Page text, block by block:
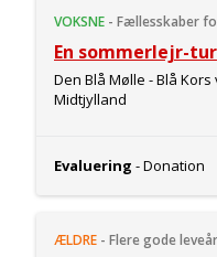
VOKSNE - Fællesskaber
En sommerlejr-tur
Den Blå Mølle - Blå
Midtjylland
Evaluering - Donation
ÆLDRE - Flere gode leveår